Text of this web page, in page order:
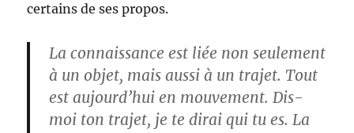
certains de ses propos.
La connaissance est liée non seulement
à un objet, mais aussi à un trajet. Tout
est aujourd’hui en mouvement. Dis-
moi ton trajet, je te dirai qui tu es. La